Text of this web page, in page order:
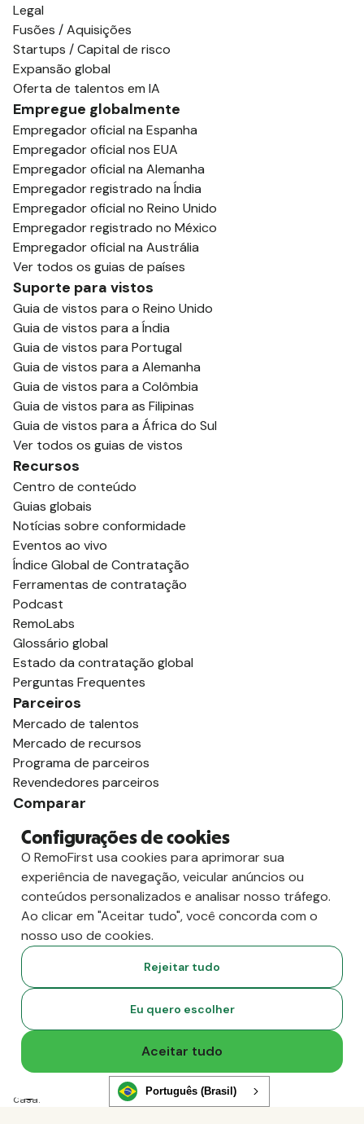
Legal
Fusões / Aquisições
Startups / Capital de risco
Expansão global
Oferta de talentos em IA
Empregue globalmente
Empregador oficial na Espanha
Empregador oficial nos EUA
Empregador oficial na Alemanha
Empregador registrado na Índia
Empregador oficial no Reino Unido
Empregador registrado no México
Empregador oficial na Austrália
Ver todos os guias de países
Suporte para vistos
Guia de vistos para o Reino Unido
Guia de vistos para a Índia
Guia de vistos para Portugal
Guia de vistos para a Alemanha
Guia de vistos para a Colômbia
Guia de vistos para as Filipinas
Guia de vistos para a África do Sul
Ver todos os guias de vistos
Recursos
Centro de conteúdo
Guias globais
Notícias sobre conformidade
Eventos ao vivo
Índice Global de Contratação
Ferramentas de contratação
Podcast
RemoLabs
Glossário global
Estado da contratação global
Perguntas Frequentes
Parceiros
Mercado de talentos
Mercado de recursos
Programa de parceiros
Revendedores parceiros
Comparar
vs. Remoto
vs. Oyster
vs. Multiplicador
RemoFirst Inc. Criado com 💚 remotamente, de
casa.
Configurações de cookies
O RemoFirst usa cookies para aprimorar sua
experiência de navegação, veicular anúncios ou
conteúdos personalizados e analisar nosso tráfego.
Ao clicar em "Aceitar tudo", você concorda com o
nosso uso de cookies.
Rejeitar tudo
Eu quero escolher
Aceitar tudo
Português (Brasil)